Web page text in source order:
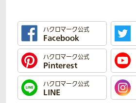
ハクロマーク公式
Facebook
ハクロマーク公式
Pinterest
ハクロマーク公式
LINE